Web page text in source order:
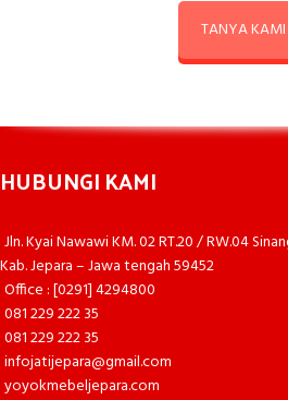
TANYA KAMI
HUBUNGI KAMI
Jln. Kyai Nawawi KM. 02 RT.20 / RW.04
Kab. Jepara – Jawa tengah 59452
Office : [0291] 4294800
081 229 222 35
081 229 222 35
infojatijepara@gmail.com
yoyokmebeljepara.com